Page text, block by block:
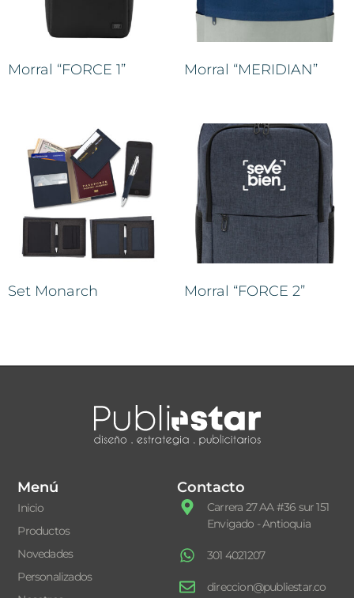
Morral “FORCE 1” Morral “MERIDIAN”
Set Monarch Morral “FORCE 2”
Menú
Inicio
Productos
Novedades
Personalizados
Contacto
Carrera 27 AA #36 sur 151
Envigado - Antioquia
301 4021207
direccion@publiestar.co